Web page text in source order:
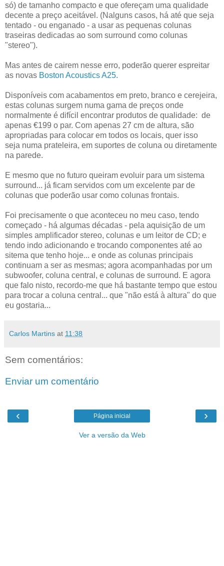
só) de tamanho compacto e que ofereçam uma qualidade
decente a preço aceitável. (Nalguns casos, há até que seja
tentado - ou enganado - a usar as pequenas colunas
traseiras dedicadas ao som surround como colunas
"stereo").
Mas antes de cairem nesse erro, poderão querer espreitar
as novas Boston Acoustics A25.
Disponíveis com acabamentos em preto, branco e cerejeira,
estas colunas surgem numa gama de preços onde
normalmente é difícil encontrar produtos de qualidade: de
apenas €199 o par. Com apenas 27 cm de altura, são
apropriadas para colocar em todos os locais, quer isso
seja numa prateleira, em suportes de coluna ou diretamente
na parede.
E mesmo que no futuro queiram evoluir para um sistema
surround... já ficam servidos com um excelente par de
colunas que poderão usar como colunas frontais.
Foi precisamente o que aconteceu no meu caso, tendo
começado - há algumas décadas - pela aquisição de um
simples amplificador stereo, colunas e um leitor de CD; e
tendo indo adicionando e trocando componentes até ao
sitema que tenho hoje... e onde as colunas principais
continuam a ser as mesmas; agora acompanhadas por um
subwoofer, coluna central, e colunas de surround. E agora
que falo nisto, recordo-me que há bastante tempo que estou
para trocar a coluna central... que "não está à altura" do que
eu gostaria...
Carlos Martins at 11:38
Sem comentários:
Enviar um comentário
‹ ›
Página inicial
Ver a versão da Web